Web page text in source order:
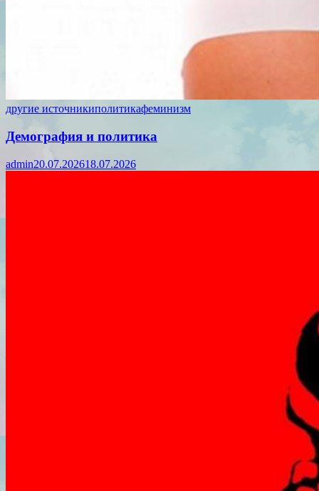
другие источникиполитикафеминизм
Демография и политика
admin20.07.202618.07.2026